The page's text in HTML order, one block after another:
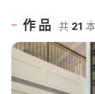
作品 共 21 本